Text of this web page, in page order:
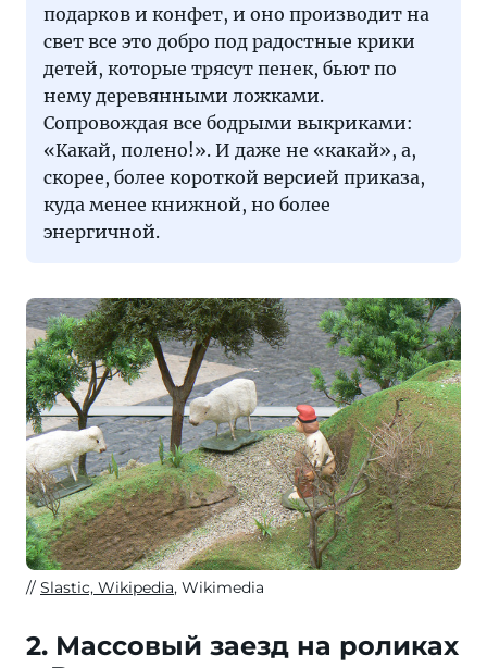
подарков и конфет, и оно производит на
свет все это добро под радостные крики
детей, которые трясут пенек, бьют по
нему деревянными ложками.
Сопровождая все бодрыми выкриками:
«Какай, полено!». И даже не «какай», а,
скорее, более короткой версией приказа,
куда менее книжной, но более
энергичной.
Slastic, Wikipedia, Wikimedia
2. Массовый заезд на роликах